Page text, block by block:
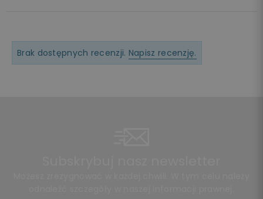
Brak dostępnych recenzji. Napisz recenzję.